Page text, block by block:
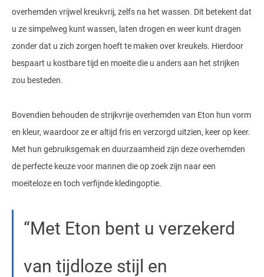
overhemden vrijwel kreukvrij, zelfs na het wassen. Dit betekent dat
u ze simpelweg kunt wassen, laten drogen en weer kunt dragen
zonder dat u zich zorgen hoeft te maken over kreukels. Hierdoor
bespaart u kostbare tijd en moeite die u anders aan het strijken
zou besteden.
Bovendien behouden de strijkvrije overhemden van Eton hun vorm
en kleur, waardoor ze er altijd fris en verzorgd uitzien, keer op keer.
Met hun gebruiksgemak en duurzaamheid zijn deze overhemden
de perfecte keuze voor mannen die op zoek zijn naar een
moeiteloze en toch verfijnde kledingoptie.
Met Eton bent u verzekerd
van tijdloze stijl en